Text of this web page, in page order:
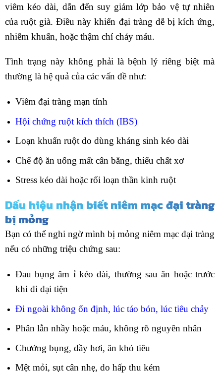
viêm kéo dài, dẫn đến suy giảm lớp bảo vệ tự nhiên
của ruột già. Điều này khiến đại tràng dễ bị kích ứng,
nhiễm khuẩn, hoặc thậm chí chảy máu.
Tình trạng này không phải là bệnh lý riêng biệt mà
thường là hệ quả của các vấn đề như:
Viêm đại tràng mạn tính
Hội chứng ruột kích thích (IBS)
Loạn khuẩn ruột do dùng kháng sinh kéo dài
Chế độ ăn uống mất cân bằng, thiếu chất xơ
Stress kéo dài hoặc rối loạn thần kinh ruột
Dấu hiệu nhận biết niêm mạc đại tràng
bị mỏng
Bạn có thể nghi ngờ mình bị mỏng niêm mạc đại tràng
nếu có những triệu chứng sau:
Đau bụng âm ỉ kéo dài, thường sau ăn hoặc trước
khi đi đại tiện
Đi ngoài không ổn định, lúc táo bón, lúc tiêu chảy
Phân lẫn nhầy hoặc máu, không rõ nguyên nhân
Chướng bụng, đầy hơi, ăn khó tiêu
Mệt mỏi, sụt cân nhẹ, do hấp thu kém